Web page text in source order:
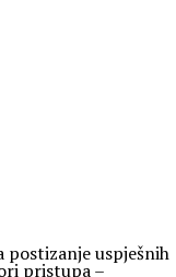
postizanje uspješnih
pristupa –